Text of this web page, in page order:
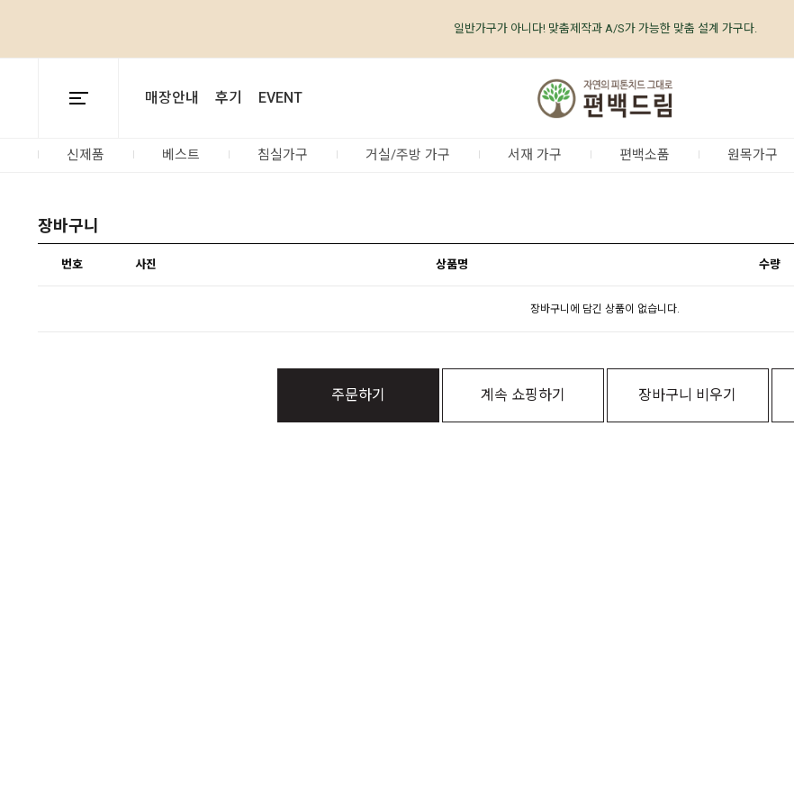
일반가구가 아니다! 맞춤제작과 A/S가 가능한 맞춤 설계 가구다.
편백나무가구 전문 브랜드 No.1 편백드림 www.care-well.co.kr
매장안내 후기 EVENT
신제품 베스트 침실가구 거실/주방 가구 서재 가구 편백소품 원목가구
장바구니
번호 사진 상품명 수량
장바구니에 담긴 상품이 없습니다.
주문하기 계속 쇼핑하기 장바구니 비우기